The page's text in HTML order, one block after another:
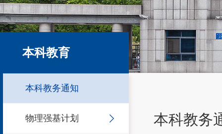
本科教育
本科教务通知
物理强基计划 本科教务